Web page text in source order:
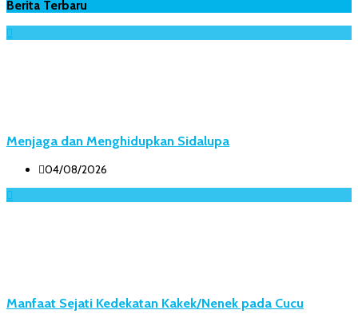
Berita Terbaru
Menjaga dan Menghidupkan Sidalupa
04/08/2026
Manfaat Sejati Kedekatan Kakek/Nenek pada Cucu